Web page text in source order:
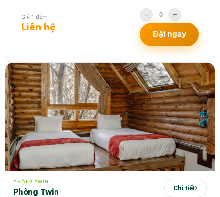
Giá 1 đêm
Liên hệ
Đặt ngay
PHÒNG TWIN
Phòng Twin Chi tiết